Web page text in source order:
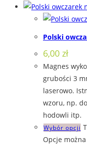
Polski
6,00 zł
Magnes
grubości 3
laserowo.
wzoru, np.
hodowli itp.
Wybór opcji
Opcje